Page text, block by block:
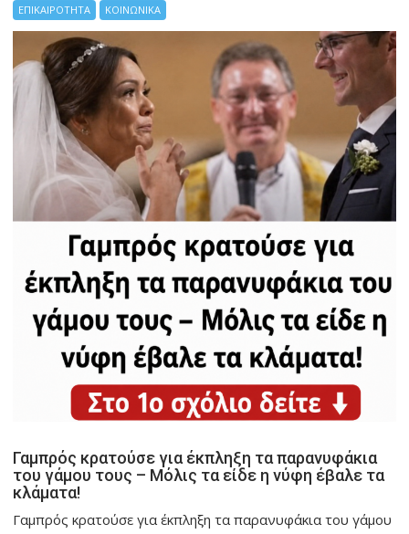
ΕΠΙΚΑΙΡΟΤΗΤΑ ΚΟΙΝΩΝΙΚΑ
Γαμπρός κρατούσε για έκπληξη τα παρανυφάκια
του γάμου τους – Μόλις τα είδε η νύφη έβαλε τα
κλάματα!
Γαμπρός κρατούσε για έκπληξη τα παρανυφάκια του γάμου